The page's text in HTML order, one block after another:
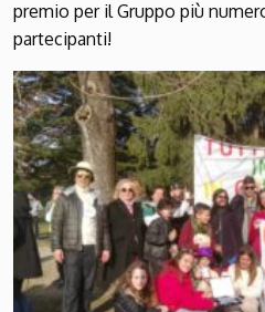
premio per il Gruppo più
partecipanti!